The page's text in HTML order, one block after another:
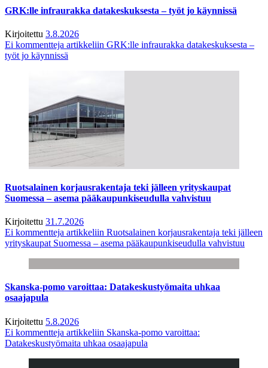
GRK:lle infraurakka datakeskuksesta – työt jo käynnissä
Kirjoitettu 3.8.2026
Ei kommentteja artikkeliin GRK:lle infraurakka datakeskuksesta –
työt jo käynnissä
Ruotsalainen korjausrakentaja teki jälleen yrityskaupat
Suomessa – asema pääkaupunkiseudulla vahvistuu
Kirjoitettu 31.7.2026
Ei kommentteja artikkeliin Ruotsalainen korjausrakentaja teki jälleen
yrityskaupat Suomessa – asema pääkaupunkiseudulla vahvistuu
Skanska-pomo varoittaa: Datakeskustyömaita uhkaa
osaajapula
Kirjoitettu 5.8.2026
Ei kommentteja artikkeliin Skanska-pomo varoittaa:
Datakeskustyömaita uhkaa osaajapula